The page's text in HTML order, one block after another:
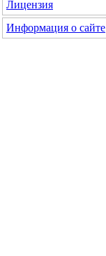
Лицензия
Информация о сайте